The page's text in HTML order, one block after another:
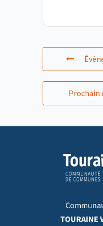
Prochain
TOURAINE